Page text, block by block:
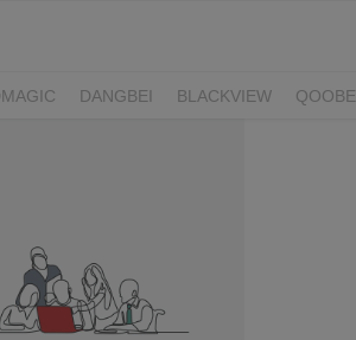
DANGBEI BLACKVIEW QOOBE